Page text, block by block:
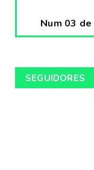
Num 03
Pintores
SEGUIDORES